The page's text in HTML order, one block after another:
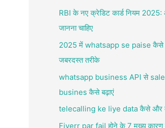
c
:
RBI के नए क्रेडिट कार्ड नियम 2025:
जानना चाहिए
2025 में whatsapp se paise कैसे
जबरदस्त तरीके
whatsapp business API से
busines कैसे बढ़ाएं
telecalling ke liye data कैसे और
Fiverr par fail होने के 7 मुख्य